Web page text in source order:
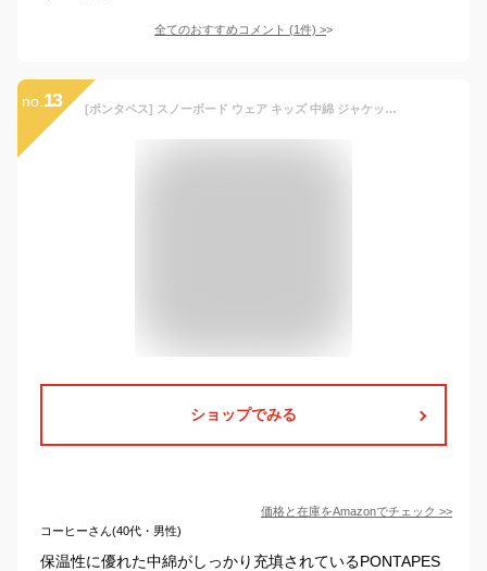
全てのおすすめコメント (1件) >
no. 13 [ポンタペス] スノーボード ウェア キッズ 中綿 ジャケット 単品 6サイズ 100-150 耐水圧20,000mm PPJJ-122NW Kエメ×ネイビー 140サイズ スノーウェア スノボウェア スキーウェア ウエア 子供用 スノボーウェア 20-21 スノボ ウェア スキー ウェア ジャケット 滑雪服
ショップでみる
価格と在庫をAmazonでチェック >>
コーヒーさん(40代・男性)
保温性に優れた中綿がしっかり充填されているPONTAPES